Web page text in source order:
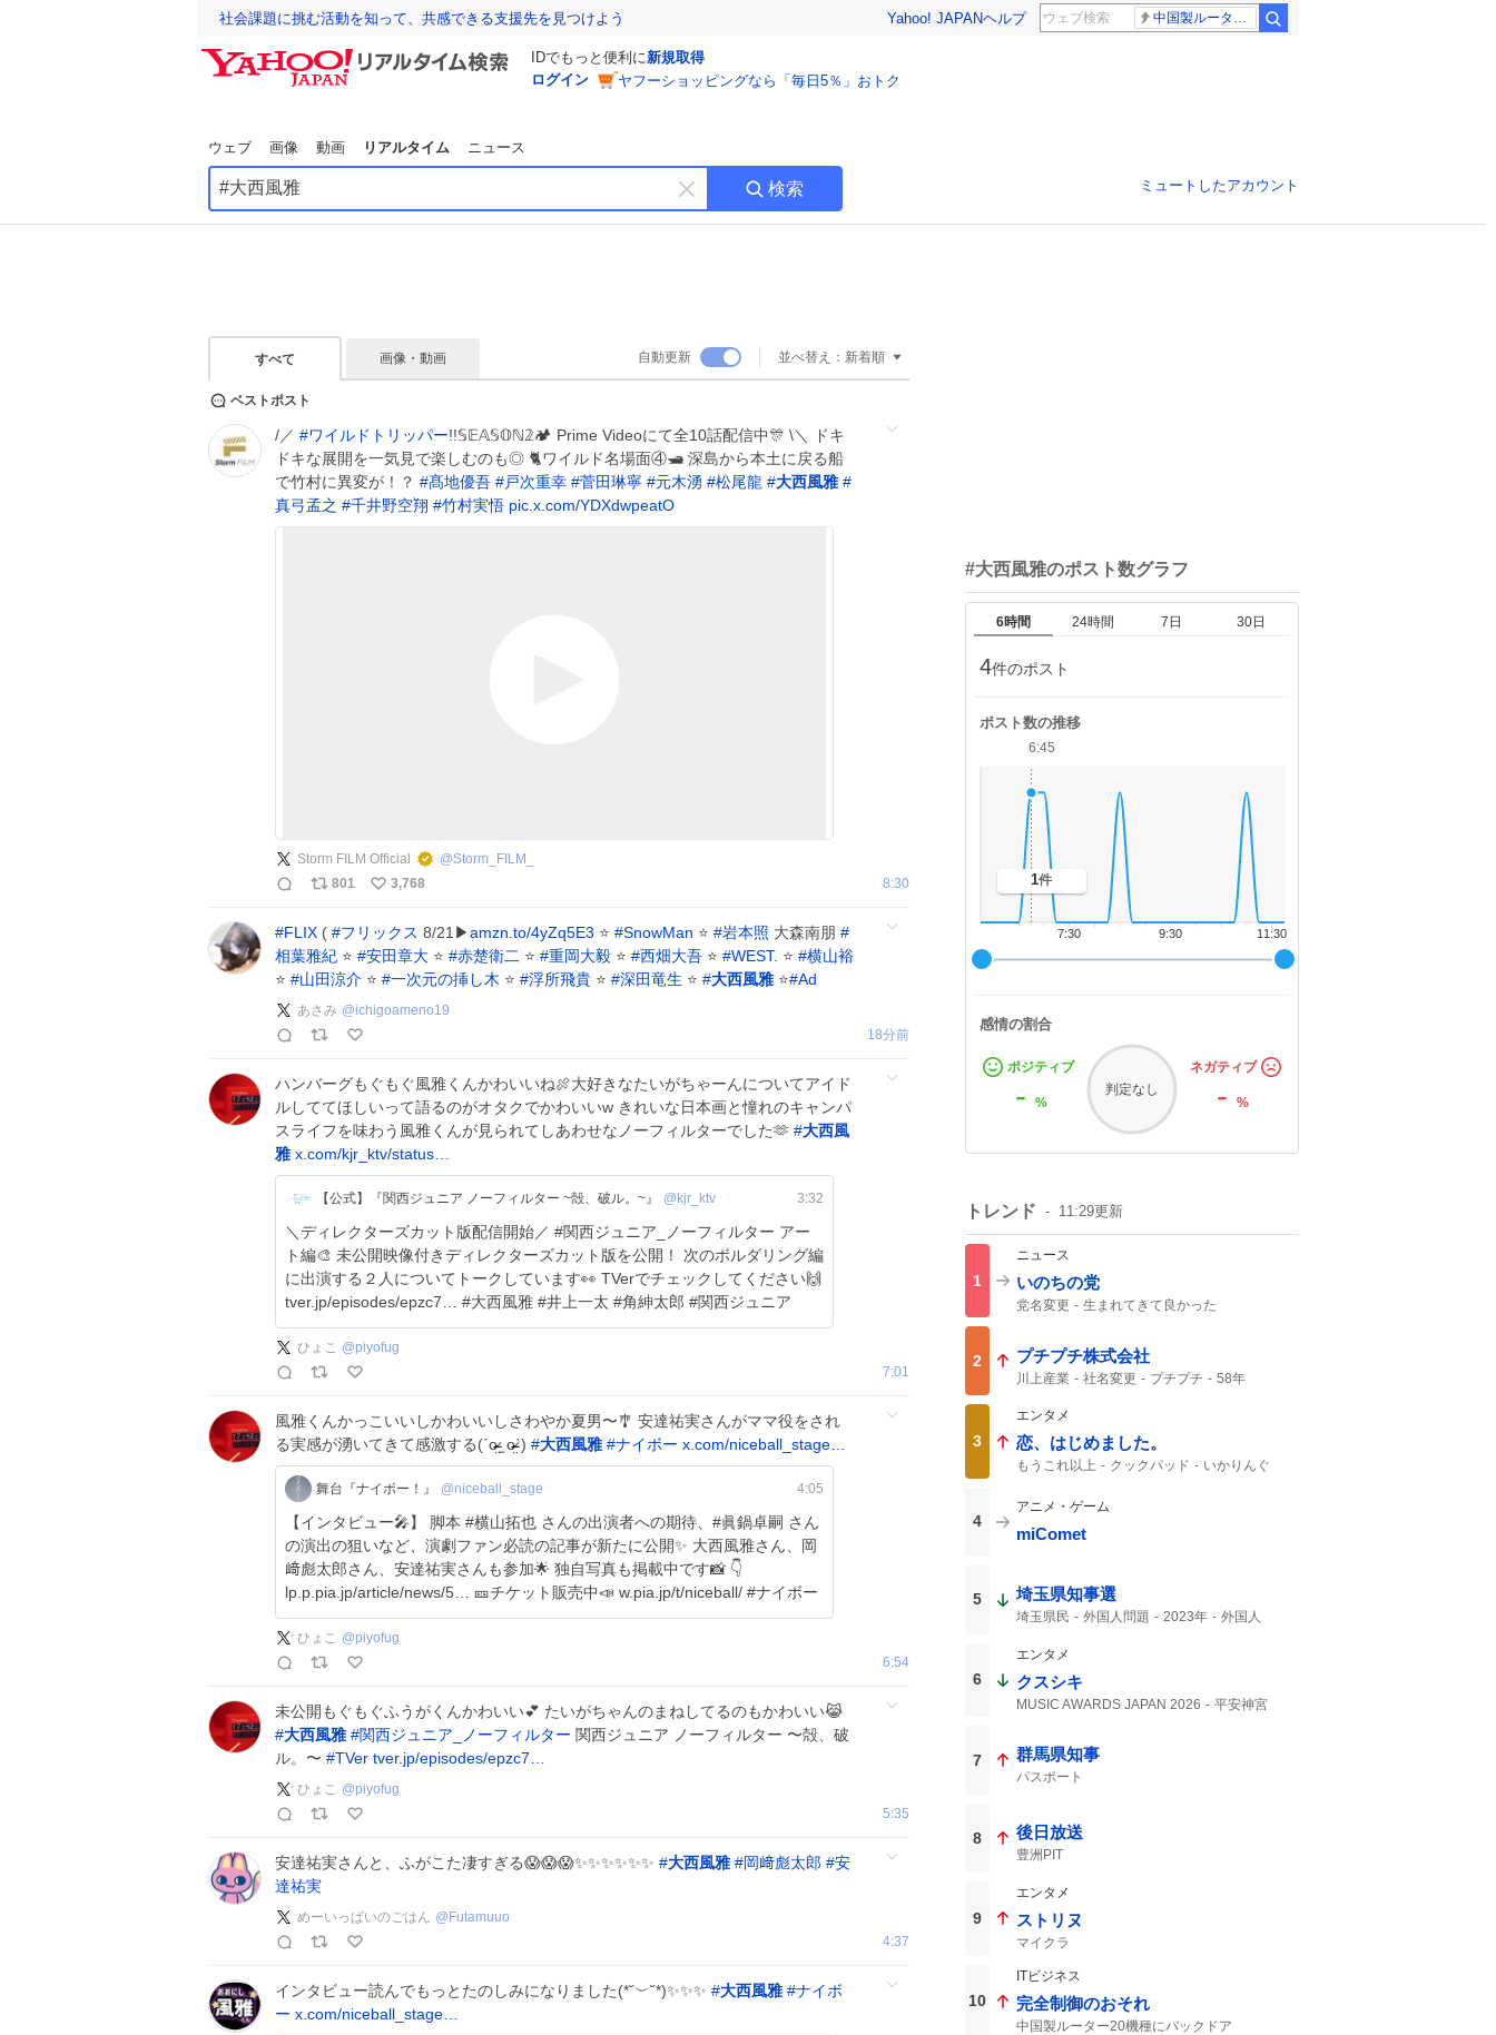
社会課題に挑む活動を知って、共感できる支援先を見つけよう Yahoo! JAPANヘルプ 中国製ルーター20機種
IDでもっと便利に新規取得
ログイン
ヤフーショッピングなら「毎日5％」おトク
ウェブ 画像 動画 リアルタイム ニュース
キ
ー
す
検索 ミュートしたアカウント
すべて 画像・動画 自動更新 並べ替え： 新着順
ベストポスト
/／ #ワイルドトリッパー!!𝕊𝔼𝔸𝕊𝕆ℕ𝟚🏕️ Prime Videoにて全10話配信中🎊 \＼ ドキ
ドキな展開を一気見で楽しむのも◎ 🐈ワイルド名場面④🛥️ 深島から本土に戻る船
で竹村に異変が！？ #髙地優吾 #戸次重幸 #菅田琳寧 #元木湧 #松尾龍 #大西風雅 #
真弓孟之 #千井野空翔 #竹村実悟 pic.x.com/YDXdwpeatO
Storm FILM Official @Storm_FILM_
801
3,768 8:30
#FLIX ( #フリックス 8/21▶amzn.to/4yZq5E3 ⭐ #SnowMan ⭐ #岩本照 大森南朋 #
相葉雅紀 ⭐ #安田章大 ⭐ #赤楚衛二 ⭐ #重岡大毅 ⭐ #西畑大吾 ⭐ #WEST. ⭐ #横山裕
⭐ #山田涼介 ⭐ #一次元の挿し木 ⭐ #浮所飛貴 ⭐ #深田竜生 ⭐ #大西風雅⭐#Ad
あさみ @ichigoameno19
18分前
ハンバーグもぐもぐ風雅くんかわいいね🍖大好きなたいがちゃーんについてアイド
ルしててほしいって語るのがオタクでかわいいw きれいな日本画と憧れのキャンパ
スライフを味わう風雅くんが見られてしあわせなノーフィルターでした🫶 #大西風
雅 x.com/kjr_ktv/status…
【公式】『関西ジュニア ノーフィルター ~殻、破ル。~』 @kjr_ktv 3:32
＼ディレクターズカット版配信開始／ #関西ジュニア_ノーフィルター アー
ト編🎨 未公開映像付きディレクターズカット版を公開！ 次のボルダリング編
に出演する２人についてトークしています👀 TVerでチェックしてください🙌
tver.jp/episodes/epzc7… #大西風雅 #井上一太 #角紳太郎 #関西ジュニア
ひょこ @piyofug
7:01
風雅くんかっこいいしかわいいしさわやか夏男〜🎐 安達祐実さんがママ役をされ
る実感が湧いてきて感激する(ˊo̴̶̷̤ ̫ o̴̶̷̤ˋ) #大西風雅 #ナイボー x.com/niceball_stage…
舞台『ナイボー！』 @niceball_stage 4:05
【インタビュー🎤】 脚本 #横山拓也 さんの出演者への期待、#眞鍋卓嗣 さん
の演出の狙いなど、演劇ファン必読の記事が新たに公開✨ 大西風雅さん、岡
﨑彪太郎さん、安達祐実さんも参加🌟 独自写真も掲載中です📸 👇
lp.p.pia.jp/article/news/5… 🎫チケット販売中📣 w.pia.jp/t/niceball/ #ナイボー
ひょこ @piyofug
6:54
未公開もぐもぐふうがくんかわいい💕 たいがちゃんのまねしてるのもかわいい😹
#大西風雅 #関西ジュニア_ノーフィルター 関西ジュニア ノーフィルター 〜殻、破
ル。〜 #TVer tver.jp/episodes/epzc7…
ひょこ @piyofug
5:35
安達祐実さんと、ふがこた凄すぎる😱😱😱✨✨✨✨✨✨ #大西風雅 #岡﨑彪太郎 #安
達祐実
めーいっぱいのごはん @ Futamuuo
4:37
インタビュー読んでもっとたのしみになりました(*˘︶˘*)✨✨✨ #大西風雅 #ナイボ
ー x.com/niceball_stage…
#大西風雅のポスト数グラフ
6時間 24時間 7日 30日
4件のポスト
ポスト数の推移
11:30
9:30
7:30
6:45
1件
感情の割合
ポジティブ
- %
判定なし
ネガティブ
-%
トレンド 11:29更新
1
ニュース
いのちの党
党名変更
生まれてきて良かった
2 プチプチ株式会社
川上産業 社名変更 プチプチ 58年
3
エンタメ
恋、はじめました。
もうこれ以上 クックパッド
いかりんぐ
4
アニメ・ゲーム
miComet
5 埼玉県知事選
埼玉県民 外国人問題 2023年
外国人
6
エンタメ
クスシキ
MUSIC AWARDS JAPAN 2026
平安神宮
7 群馬県知事
パスポート
8 後日放送
豊洲PIT
9
エンタメ
ストリヌ
マイクラ
10
ITビジネス
完全制御のおそれ
中国製ルーター20機種にバックドア